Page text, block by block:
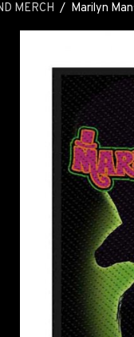
MERCH / Marilyn